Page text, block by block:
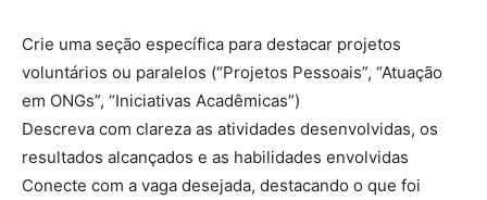
Crie uma seção específica para destacar projetos
voluntários ou paralelos (“Projetos Pessoais”, “Atuação
em ONGs”, “Iniciativas Acadêmicas”)
Descreva com clareza as atividades desenvolvidas, os
resultados alcançados e as habilidades envolvidas
Conecte com a vaga desejada, destacando o que foi